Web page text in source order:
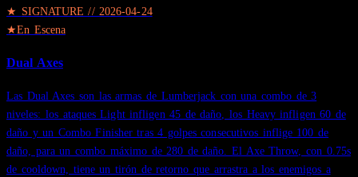
★ SIGNATURE // 2026-04-24
★En Escena
Dual Axes
Las Dual Axes son las armas de Lumberjack con una combo de 3
niveles: los ataques Light infligen 45 de daño, los Heavy infligen 60 de
daño y un Combo Finisher tras 4 golpes consecutivos inflige 100 de
daño, para un combo máximo de 280 de daño. El Axe Throw, con 0.75s
de cooldown, tiene un tirón de retorno que arrastra a los enemigos a